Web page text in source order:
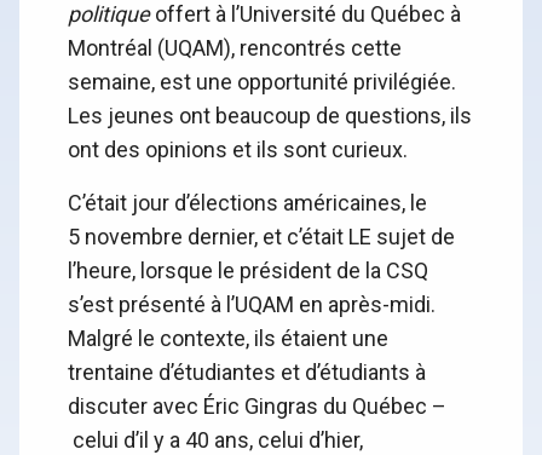
politiqueoffert à l’Université du Québec à
Montréal (UQAM), rencontrés cette
semaine, est une opportunité privilégiée.
Les jeunes ont beaucoup de questions, ils
ont des opinions et ils sont curieux.
C’était jour d’élections américaines, le
5 novembre dernier, et c’était LE sujet de
l’heure, lorsque le président de la CSQ
s’est présenté à l’UQAM en après-midi.
Malgré le contexte, ils étaient une
trentaine d’étudiantes et d’étudiants à
discuter avec Éric Gingras du Québec –
celui d’il y a 40 ans, celui d’hier,